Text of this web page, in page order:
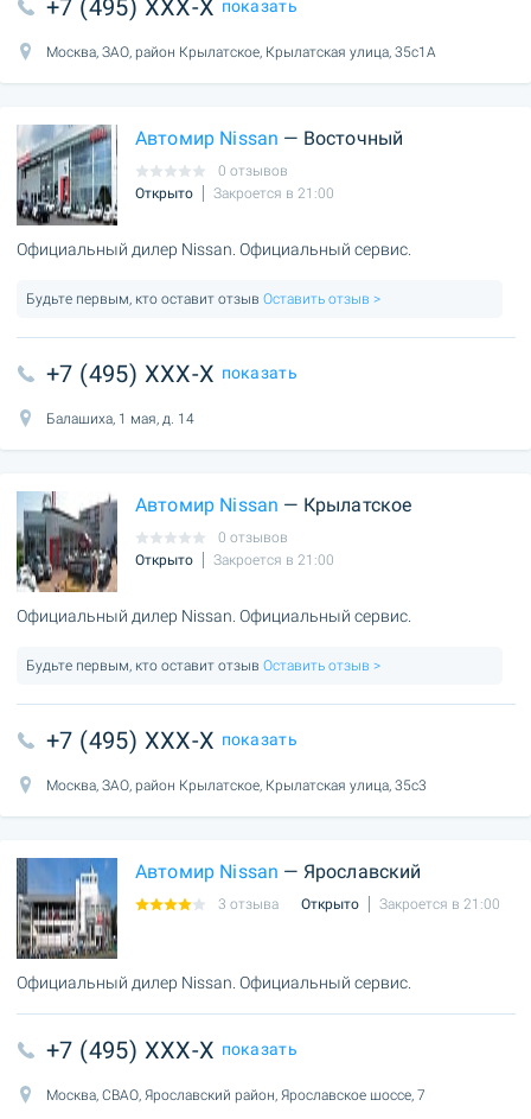
+7 (495) XXX-X показать
Москва, ЗАО, район Крылатское, Крылатская улица, 35с1А
Автомир Nissan — Восточный
0 отзывов
Открыто
Закроется в 21:00
Официальный дилер Nissan. Официальный сервис.
Будьте первым, кто оставит отзыв Оставить отзыв >
+7 (495) XXX-X показать
Балашиха, 1 мая, д. 14
Автомир Nissan — Крылатское
0 отзывов
Открыто
Закроется в 21:00
Официальный дилер Nissan. Официальный сервис.
Будьте первым, кто оставит отзыв Оставить отзыв >
+7 (495) XXX-X показать
Москва, ЗАО, район Крылатское, Крылатская улица, 35с3
Автомир Nissan — Ярославский
3 отзыва Открыто Закроется в 21:00
Официальный дилер Nissan. Официальный сервис.
+7 (495) XXX-X показать
Москва, СВАО, Ярославский район, Ярославское шоссе, 7